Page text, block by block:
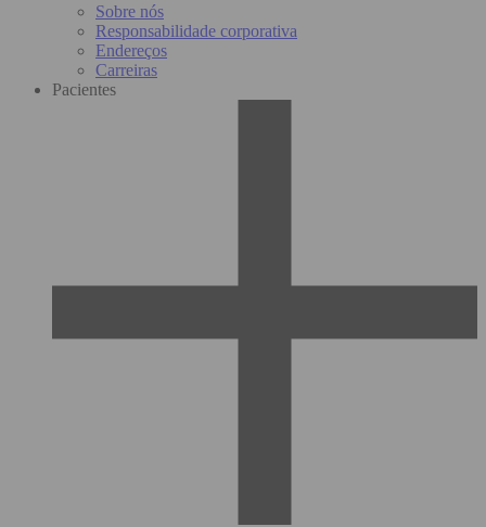
Sobre nós
Responsabilidade corporativa
Endereços
Carreiras
Pacientes